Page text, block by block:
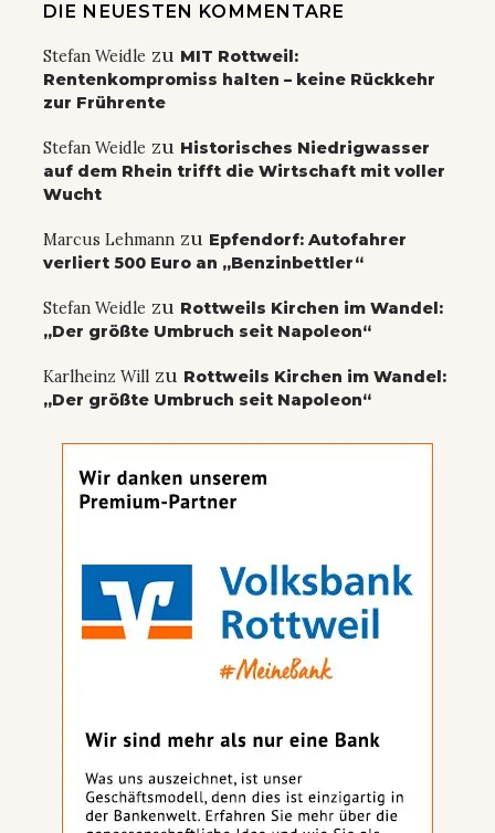
DIE NEUESTEN KOMMENTARE
Stefan Weidle zu MIT Rottweil:
Rentenkompromiss halten – keine Rückkehr
zur Frührente
Stefan Weidle zu Historisches Niedrigwasser
auf dem Rhein trifft die Wirtschaft mit voller
Wucht
Marcus Lehmann zu Epfendorf: Autofahrer
verliert 500 Euro an „Benzinbettler“
Stefan Weidle zu Rottweils Kirchen im Wandel:
„Der größte Umbruch seit Napoleon“
Karlheinz Will zu Rottweils Kirchen im Wandel:
„Der größte Umbruch seit Napoleon“